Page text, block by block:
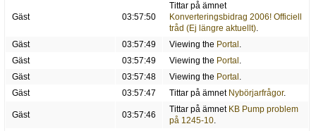
Gäst 03:57:50
Tittar på ämnet
Konverteringsbidrag 2006! Officiell
tråd (Ej längre aktuellt).
Gäst
03:57:49 Viewing the Portal .
Gäst
03:57:49 Viewing the Portal .
Gäst
03:57:48 Viewing the Portal .
Gäst
03:57:47 Tittar på ämnet Nybörjarfrågor.
Gäst 03:57:46
Tittar på ämnet KB Pump problem
på 1245-10.